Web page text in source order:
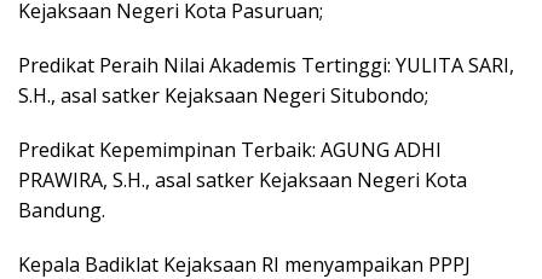
Kejaksaan Negeri Kota Pasuruan;
Predikat Peraih Nilai Akademis Tertinggi: YULITA SARI,
S.H., asal satker Kejaksaan Negeri Situbondo;
Predikat Kepemimpinan Terbaik: AGUNG ADHI
PRAWIRA, S.H., asal satker Kejaksaan Negeri Kota
Bandung.
Kepala Badiklat Kejaksaan RI menyampaikan PPPJ